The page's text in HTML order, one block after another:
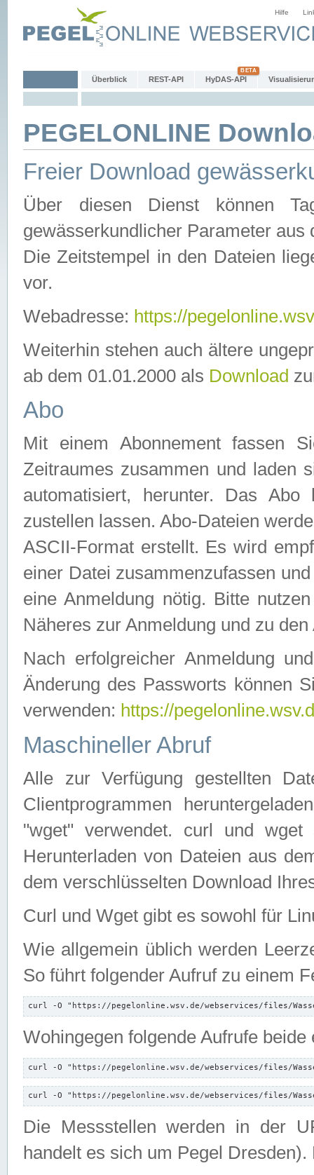
Hilfe
Überblick REST-API HyDAS-API
PEGELONLINE
Freier Download
Über diesen Dienst können
gewässerkundlicher Parameter aus
Die Zeitstempel in den Dateien
vor.
Webadresse: https://
Weiterhin stehen auch ältere
ab dem 01.01.2000 als Download
Abo
Mit einem Abonnement fassen
Zeitraumes zusammen und laden
automatisiert, herunter. Das
zustellen lassen. Abo-Dateien
ASCII-Format erstellt. Es wird
einer Datei zusammenzufassen
eine Anmeldung nötig. Bitte
Näheres zur Anmeldung und zu
Nach erfolgreicher Anmeldung
Änderung des Passworts können
verwenden: https://
Maschineller Abruf
Alle zur Verfügung gestellten
Clientprogrammen
"wget" verwendet. curl und wget
Herunterladen von Dateien aus
dem verschlüsselten Download
Curl und Wget gibt es sowohl für
Wie allgemein üblich werden
So führt folgender Aufruf zu einem
curl -O "https://pegelonline.wsv.de/webservices/files/
Wohingegen folgende Aufrufe beide
curl -O "https://pegelonline.wsv.de/webservices/files/
curl -O "https://pegelonline.wsv.de/webservices/files/
Die Messstellen werden in der
handelt es sich um Pegel